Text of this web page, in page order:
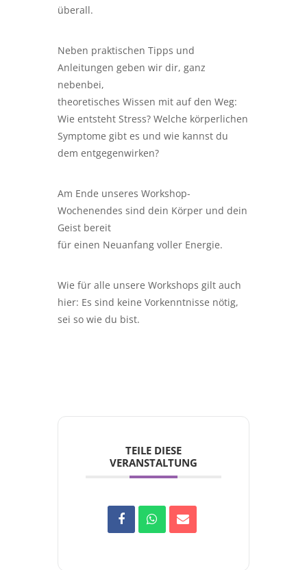
überall.
Neben praktischen Tipps und
Anleitungen geben wir dir, ganz
nebenbei,
theoretisches Wissen mit auf den Weg:
Wie entsteht Stress? Welche körperlichen
Symptome gibt es und wie kannst du
dem entgegenwirken?
Am Ende unseres Workshop-
Wochenendes sind dein Körper und dein
Geist bereit
für einen Neuanfang voller Energie.
Wie für alle unsere Workshops gilt auch
hier: Es sind keine Vorkenntnisse nötig,
sei so wie du bist.
TEILE DIESE
VERANSTALTUNG